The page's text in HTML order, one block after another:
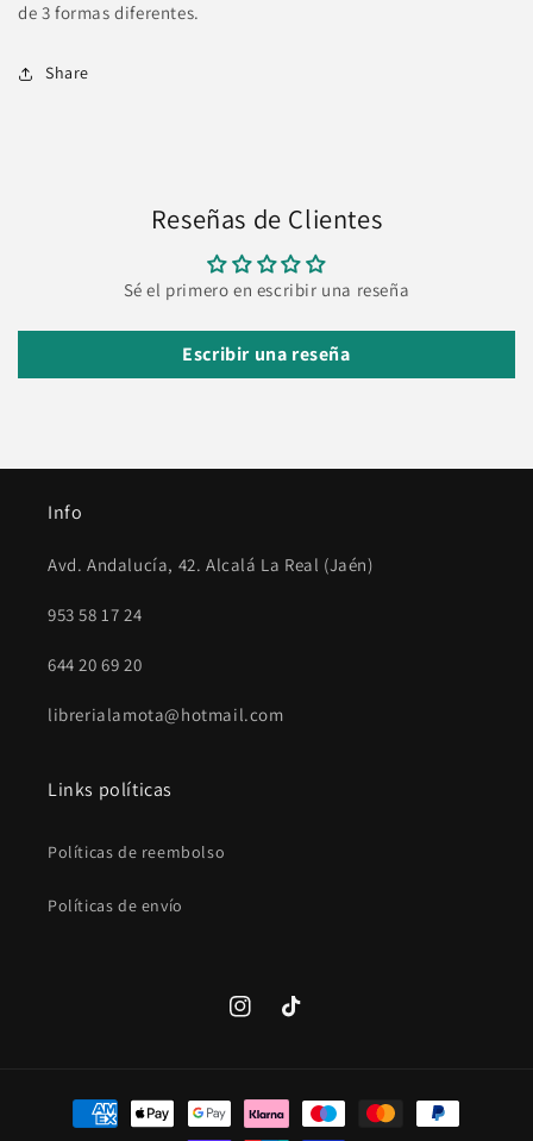
de 3 formas diferentes.
Share
Reseñas de Clientes
Sé el primero en escribir una reseña
Escribir una reseña
Info
Avd. Andalucía, 42. Alcalá La Real (Jaén)
953 58 17 24
644 20 69 20
librerialamota@hotmail.com
Links políticas
Políticas de reembolso
Políticas de envío
InstagramTikTok
Formas